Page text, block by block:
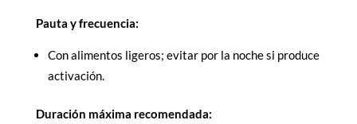
Pauta y frecuencia:
Con alimentos ligeros; evitar por la noche si produce
activación.
Duración máxima recomendada: